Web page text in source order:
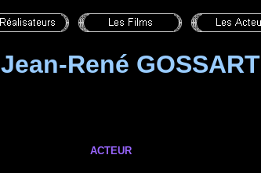
Jean-René GOSSART
ACTEUR